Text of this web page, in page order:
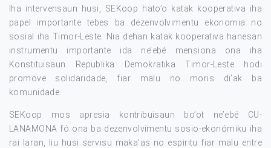
Iha intervensaun husi, SEKoop hato’o katak kooperativa iha
papel importante tebes ba dezenvolvimentu ekonomia no
sosial iha Timor-Leste. Nia dehan katak kooperativa hanesan
instrumentu importante ida ne’ebé mensiona ona iha
Konstituisaun Republika Demokratika Timor-Leste hodi
promove solidaridade, fiar malu no moris di’ak ba
komunidade.
SEKoop mos apresia kontribuisaun bo’ot ne’ebé CU-
LANAMONA fó ona ba dezenvolvimentu sosio-ekonómiku iha
rai laran, liu husi servisu maka’as no espiritu fiar malu entre